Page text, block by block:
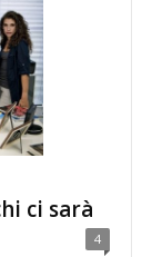
ci sarà
4